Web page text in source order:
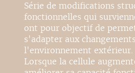
Série de modifications
fonctionnelles qui
ont pour objectif de
s'adapter aux
l'environnement extérieur.
Lorsque la cellule